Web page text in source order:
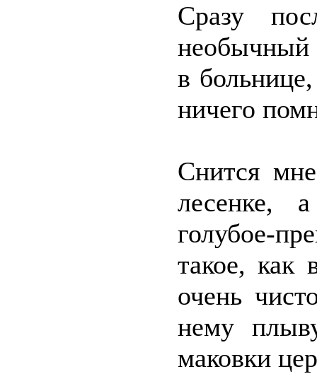
Сразу
необычный
в
ничего
Снится
лесенке,
голубое-
такое, как
очень
нему
маковки